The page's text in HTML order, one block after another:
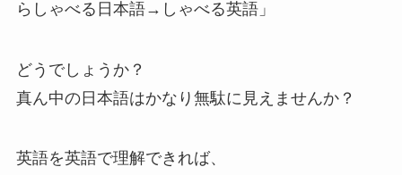
らしゃべる日本語→しゃべる英語」
どうでしょうか？
真ん中の日本語はかなり無駄に見えませんか？
英語を英語で理解できれば、